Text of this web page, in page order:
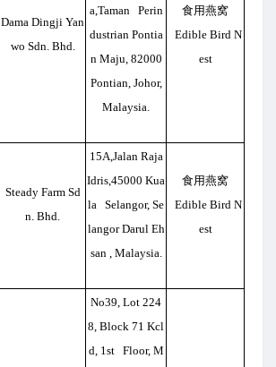
Dama Dingji Yan
wo Sdn. Bhd.
a,Taman Perin
dustrian Pontia
n Maju, 82000
Pontian, Johor,
Malaysia.
食用燕窝
Edible Bird N
est
Steady Farm Sd
n. Bhd.
15A,Jalan Raja
Idris,45000 Kua
la Selangor, Se
langor Darul Eh
san , Malaysia.
食用燕窝
Edible Bird N
est
No39, Lot 224
8, Block 71 Kcl
d, 1st Floor, M